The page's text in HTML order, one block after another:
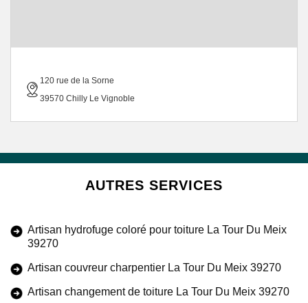
120 rue de la Sorne
39570 Chilly Le Vignoble
AUTRES SERVICES
Artisan hydrofuge coloré pour toiture La Tour Du Meix
39270
Artisan couvreur charpentier La Tour Du Meix 39270
Artisan changement de toiture La Tour Du Meix 39270